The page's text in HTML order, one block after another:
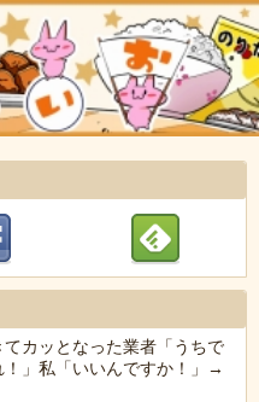
カッとなった業者「うちで
」私「いいんですか！」→